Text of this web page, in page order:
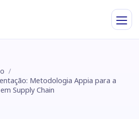
Metodologia Appia para a
Supply Chain